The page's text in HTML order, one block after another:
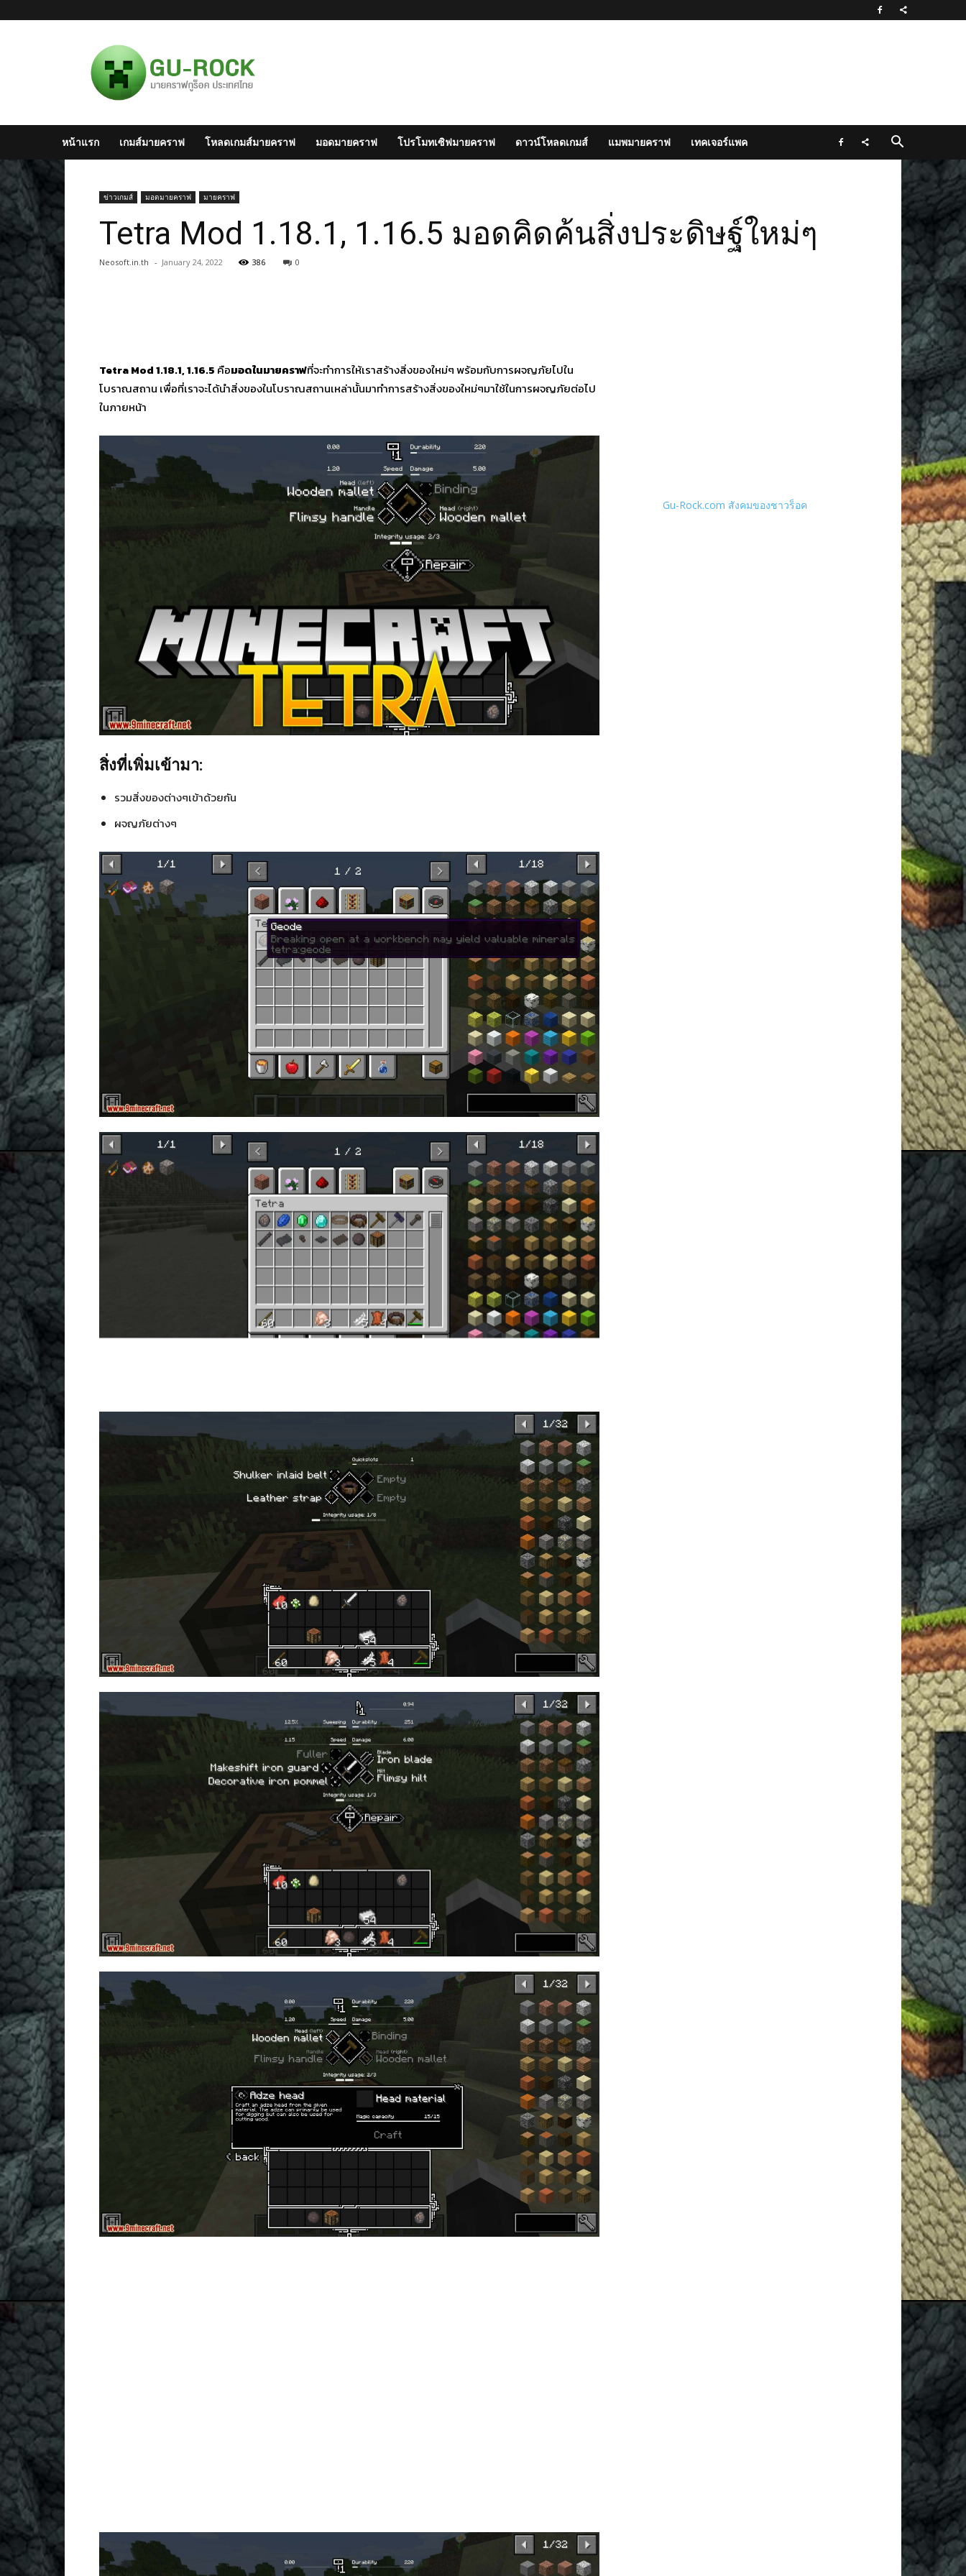
มาย
ครา
ฟไทย
สังคม
มาย
ประเทศไทย
หน้าแรก เกมส์มายคราฟ โหลดเกมส์มายคราฟ มอดมายคราฟ โปรโมทเซิฟมายคราฟ ดาวน์โหลดเกมส์ แมพมายคราฟ เทคเจอร์แพค
ข่าวเกมส์ มอดมายคราฟ มายคราฟ
Tetra Mod 1.18.1, 1.16.5 มอดคิดค้นสิ่งประดิษฐ์ใหม่ๆ
Neosoft.in.th - January 24, 2022 386 0
Tetra Mod 1.18.1, 1.16.5 คือมอดในมายคราฟที่จะทำการให้เราสร้างสิ่งของใหม่ๆ พร้อมกับการผจญภัยไปใน
โบราณสถาน เพื่อที่เราจะได้นำสิ่งของในโบราณสถานเหล่านั้นมาทำการสร้างสิ่งของใหม่ๆมาใช้ในการผจญภัยต่อไป
ในภายหน้า
สิ่งที่เพิ่มเข้ามา:
รวมสิ่งของต่างๆเข้าด้วยกัน
ผจญภัยต่างๆ
Gu-Rock.com สังคมของชาวร็อค